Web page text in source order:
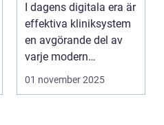
I dagens digitala era är
effektiva kliniksystem
en avgörande del av
varje modern
veterin&a...
01 november 2025